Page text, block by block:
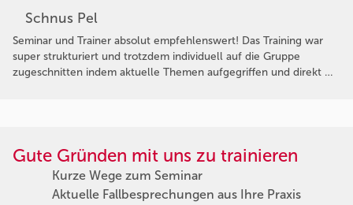
Schnus Pel
Seminar und Trainer absolut empfehlenswert! Das Training war
super strukturiert und trotzdem individuell auf die Gruppe
zugeschnitten indem aktuelle Themen aufgegriffen und direkt …
Gute Gründen mit uns zu trainieren
Kurze Wege zum Seminar
Aktuelle Fallbesprechungen aus Ihre Praxis